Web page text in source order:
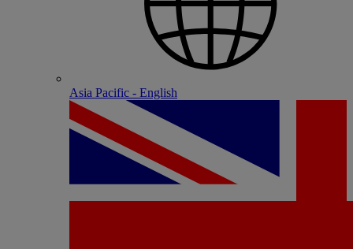
Asia Pacific - English